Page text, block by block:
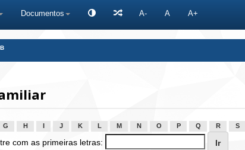
Documentos A- A A+
G H J K L M N O P Q R S
com as primeiras letras: